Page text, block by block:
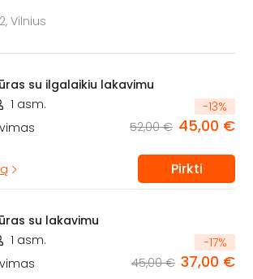
Vilnius
su ilgalaikiu lakavimu
1 asm.
-13%
52,00 € 45,00 €
Pirkti
su lakavimu
1 asm.
-17%
45,00 € 37,00 €